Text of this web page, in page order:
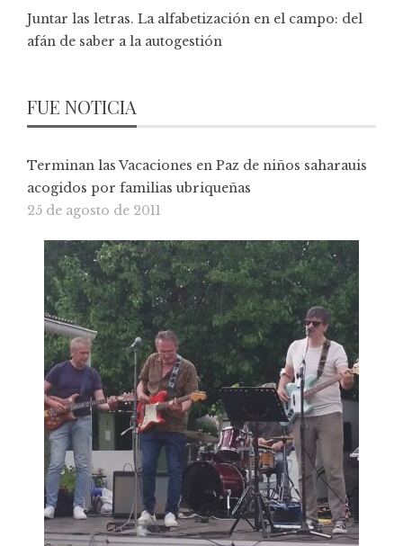
Juntar las letras. La alfabetización en el campo: del
afán de saber a la autogestión
FUE NOTICIA
Terminan las Vacaciones en Paz de niños saharauis
acogidos por familias ubriqueñas
25 de agosto de 2011